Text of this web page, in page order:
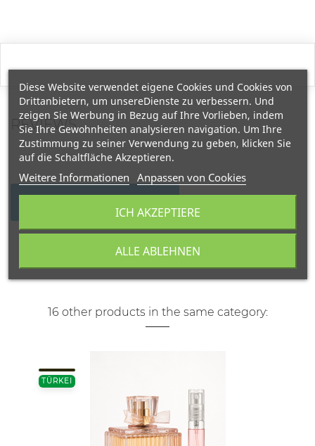
REVIEWS
16 other products in the same category:
TÜRKEI
Diese Website verwendet eigene Cookies und Cookies von
Drittanbietern, um unsereDienste zu verbessern. Und
zeigen Sie Werbung in Bezug auf Ihre Vorlieben, indem
Sie Ihre Gewohnheiten analysieren navigation. Um Ihre
Zustimmung zu seiner Verwendung zu geben, klicken Sie
auf die Schaltfläche Akzeptieren.
Weitere Informationen Anpassen von Cookies
ALLE ABLEHNEN
ICH AKZEPTIERE